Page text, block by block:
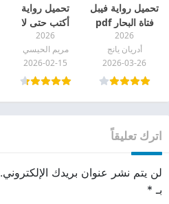
تحميل رواية فيبل
فتاة البحار pdf
2026
أدريان يانج
2026-03-26
تحميل رواية
أكتب حتى لا
أصاب بالجنون
pdf
2026
مريم الحيسي
2026-02-15
اترك تعليقاً
لن يتم نشر عنوان بريدك الإلكتروني.
بـ *